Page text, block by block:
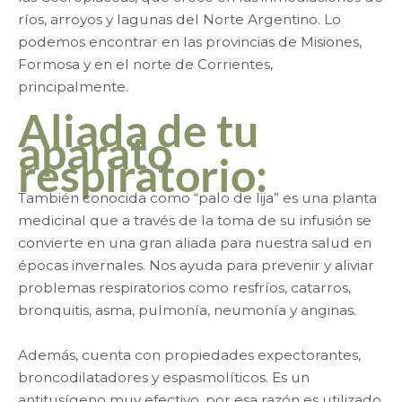
ríos, arroyos y lagunas del Norte Argentino. Lo
podemos encontrar en las provincias de Misiones,
Formosa y en el norte de Corrientes,
principalmente.
Aliada de tu
aparato
respiratorio:
También conocida como “palo de lija” es una planta
medicinal que a través de la toma de su infusión se
convierte en una gran aliada para nuestra salud en
épocas invernales. Nos ayuda para prevenir y aliviar
problemas respiratorios como resfríos, catarros,
bronquitis, asma, pulmonía, neumonía y anginas.
Además, cuenta con propiedades expectorantes,
broncodilatadores y espasmolíticos. Es un